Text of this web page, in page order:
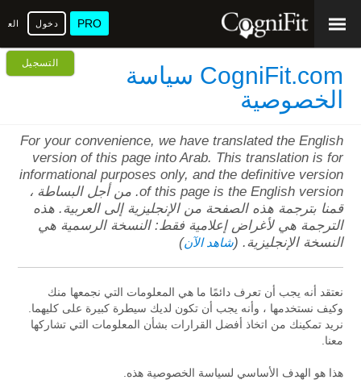
PRO دخول
التسجيل
CogniFit.com سياسة
الخصوصية
For your convenience, we have translated the English
version of this page into Arab. This translation is for
informational purposes only, and the definitive version
of this page is the English version. من أجل البساطة ،
قمنا بترجمة هذه الصفحة من الإنجليزية إلى العربية. هذه
الترجمة هي لأغراض إعلامية فقط: النسخة الرسمية هي
النسخة الإنجليزية. (شاهد الآن)
نعتقد أنه يجب أن تعرف دائمًا ما هي المعلومات التي نجمعها منك
وكيف نستخدمها ، وأنه يجب أن تكون لديك سيطرة كبيرة على كليهما.
نريد تمكينك من اتخاذ أفضل القرارات بشأن المعلومات التي تشاركها
معنا.
هذا هو الهدف الأساسي لسياسة الخصوصية هذه.